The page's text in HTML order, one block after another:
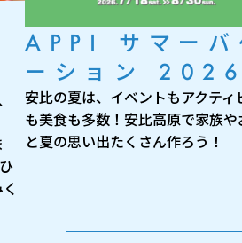
APPI サマーバ
ーション 2026
安比の夏は、イベントもアクティ
も美食も多数！安比高原で家族や
と夏の思い出たくさん作ろう！